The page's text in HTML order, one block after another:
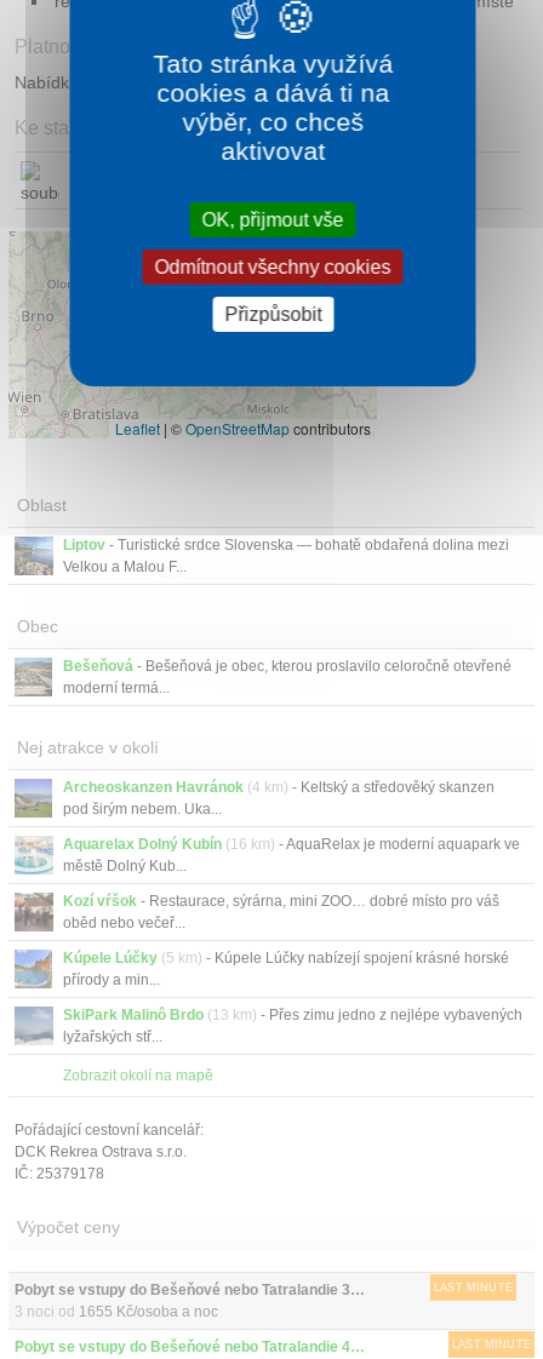
Platnost
Nabídka platí od 18. 06. 2026 do vyprodání dané kapacity.
Ke stažení
Leaflet | ©OpenStreetMapcontributors
Oblast
Liptov - Turistické srdce Slovenska — bohatě obdařená dolina mezi
Velkou a Malou F...
Obec
Bešeňová - Bešeňová je obec, kterou proslavilo celoročně otevřené
moderní termá...
Nej atrakce v okolí
Archeoskanzen Havránok (4 km) - Keltský a středověký skanzen
pod širým nebem. Uka...
Aquarelax Dolný Kubín (16 km) - AquaRelax je moderní aquapark ve
městě Dolný Kub...
Kozí vŕšok - Restaurace, sýrárna, mini ZOO… dobré místo pro váš
oběd nebo večeř...
Kúpele Lúčky (5 km) - Kúpele Lúčky nabízejí spojení krásné horské
přírody a min...
SkiPark Malinô Brdo (13 km) - Přes zimu jedno z nejlépe vybavených
lyžařských stř...
Zobrazit okolí na mapě
Pořádající cestovní kancelář:
DCK Rekrea Ostrava s.r.o.
IČ: 25379178
Výpočet ceny
Pobyt se vstupy do Bešeňové nebo Tatralandie 3 noci (se snídaní)
3 noci od 1655 Kč/osoba a noc
LAST MINUTE
Pobyt se vstupy do Bešeňové nebo Tatralandie 4 noci (se snídaní)
LAST MINUTE
Tato stránka využívá
cookies a dává ti na
výběr, co chceš
aktivovat
OK, přijmout vše
Odmítnout všechny cookies
Přizpůsobit